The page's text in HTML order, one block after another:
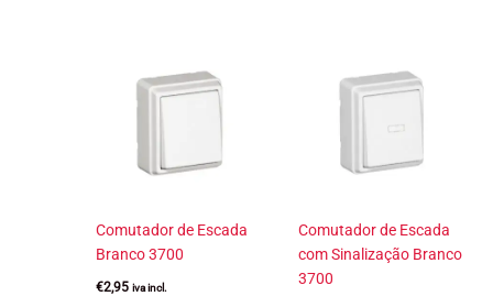
Comutador de Escada
Branco 3700
€2,95 iva incl.
Comutador de Escada
com Sinalização Branco
3700